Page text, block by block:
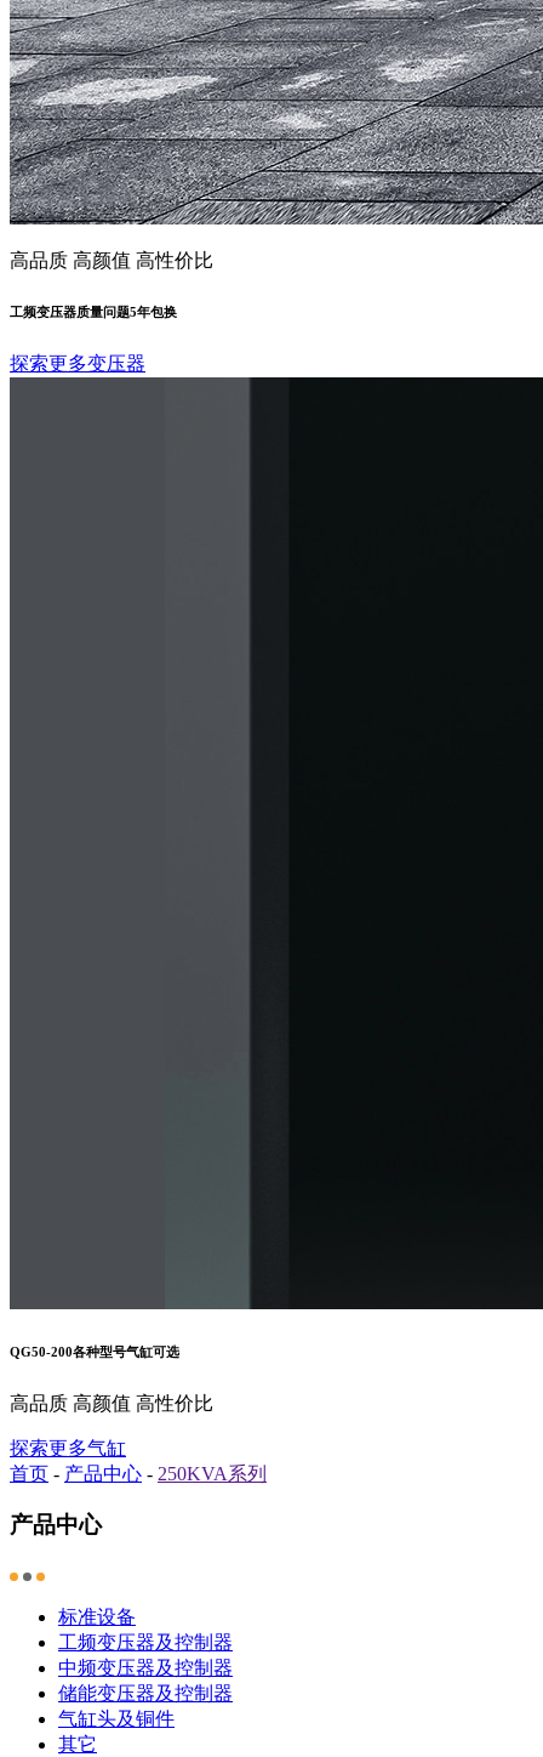
高品质 高颜值 高性价比
工频变压器质量问题5年包换
探索更多变压器
QG50-200各种型号气缸可选
高品质 高颜值 高性价比
探索更多气缸
首页 - 产品中心 - 250KVA系列
产品中心
标准设备
工频变压器及控制器
中频变压器及控制器
储能变压器及控制器
气缸头及铜件
其它